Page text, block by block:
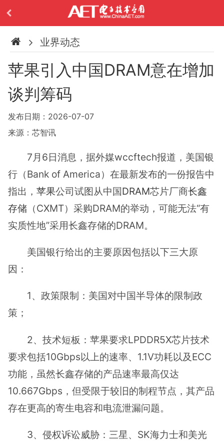
业界动态
苹果引入中国DRAM意在增加
谈判筹码
发布日期：2026-07-07
来源：芯智讯
7月6日消息，据外媒wccftech报道，美国银
行（Bank of America）在最新发布的一份报告中
指出， 苹果公司试图从中国DRAM芯片厂商长鑫
存储 （CXMT）采购DRAM的举动，可能无法“有
实质性地”采用长鑫存储的DRAM。
美国银行给出的主要原因包括以下三大原
因：
1、政策限制：美国对中国半导体的限制政
策；
2、技术短板：苹果要求LPDDR5X芯片技术
要求包括10Gbps以上的速率、1.1V功耗以及ECC
功能，虽然长鑫存储的产品速率最高仅达
10.667Gbps，但受限于较旧的制程节点，其产品
存在更高的寄生电容和电流泄漏问题。
3、侵权诉讼威胁：三星、SK海力士和美光